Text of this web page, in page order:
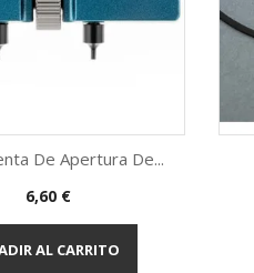
Vista rápida
De Apertura De...
Precio
6,60 €
AL CARRITO